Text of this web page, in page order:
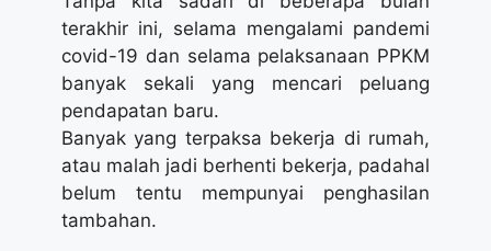
terakhir ini, selama mengalami pandemi
covid-19 dan selama pelaksanaan PPKM
banyak sekali yang mencari peluang
pendapatan baru.
Banyak yang terpaksa bekerja di rumah,
atau malah jadi berhenti bekerja, padahal
belum tentu mempunyai penghasilan
tambahan.